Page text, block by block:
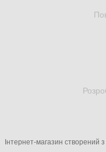
Інтернет-магазин створений